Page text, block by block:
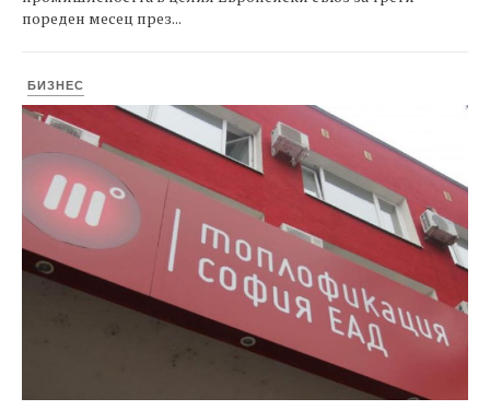
пореден месец през...
БИЗНЕС